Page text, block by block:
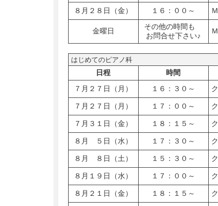
８月２８日（金） １６：００～
金曜日
その他の時間も
お問合せ下さい♪
はじめてのピアノ科
日程
時間
７月２７日（月）
１６：３０～
７月２７日（月） １７：００～
７月３１日（金） １８：１５～
８月 ５日（水） １７：３０～
８月 ８日（土） １５：３０～
８月１９日（水） １７：００～
８月２１日（金） １８：１５～